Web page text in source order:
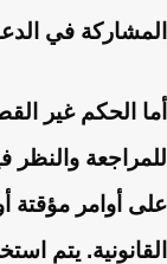
المشاركة في
أما الحكم غير
للمراجعة والنظر
على أوامر مؤقتة
القانونية. يتم